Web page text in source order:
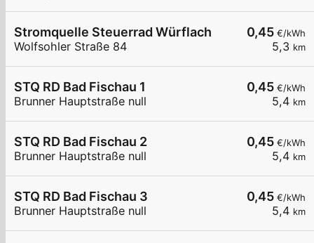
0,45 €/kWh
5,3 km
Stromquelle Steuerrad Würflach
Wolfsohler Straße 84
0,45 €/kWh
5,4 km
STQ RD Bad Fischau 1
Brunner Hauptstraße null
0,45 €/kWh
5,4 km
STQ RD Bad Fischau 2
Brunner Hauptstraße null
0,45 €/kWh
5,4 km
STQ RD Bad Fischau 3
Brunner Hauptstraße null